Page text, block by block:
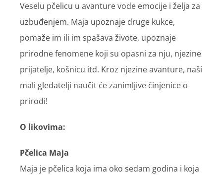
Veselu pčelicu u avanture vode emocije i želja za
uzbuđenjem. Maja upoznaje druge kukce,
pomaže im ili im spašava živote, upoznaje
prirodne fenomene koji su opasni za nju, njezine
prijatelje, košnicu itd. Kroz njezine avanture, naši
mali gledatelji naučit će zanimljive činjenice o
prirodi!
O likovima:
Pčelica Maja
Maja je pčelica koja ima oko sedam godina i koja